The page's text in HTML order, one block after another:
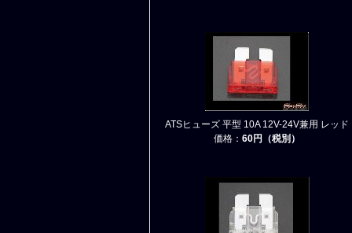
ATSヒューズ 平型 10A 12V-24V兼用 レッド
価格： 60円（税別）